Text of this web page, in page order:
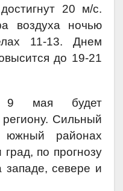
20 м/с.
воздуха ночью
11-13. Днем
до 19-21
9 мая будет
Сильный
районах
по прогнозу
западе, севере и